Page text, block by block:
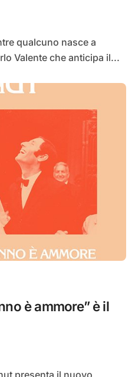
Valente che anticipa il...
è ammore” è il